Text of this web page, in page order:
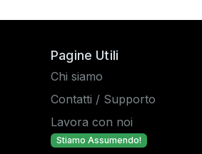
Pagine Utili
Chi siamo
Contatti / Supporto
Lavora con noi
Stiamo Assumendo!